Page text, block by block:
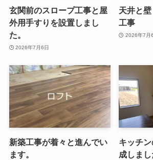
玄関前のスロープ工事と屋
外用手すりを設置しまし
た。
2026年7月6日
天井と
工事
2026年7月
新築工事が着々と進んでい
ます。
キッチ
成しまし